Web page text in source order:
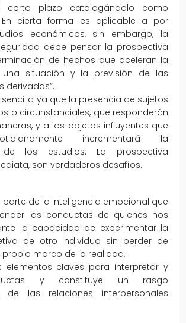
corto plazo catalogándolo como
En cierta forma es aplicable a por
económicos, sin embargo, la
debe pensar la prospectiva
de hechos que aceleran la
una situación y la previsión de las
derivadas”.
ya que la presencia de sujetos
o circunstanciales, que responderán
y a los objetos influyentes que
incrementará la
de los estudios. La prospectiva
son verdaderos desafíos.
de la inteligencia emocional que
las conductas de quienes nos
la capacidad de experimentar la
de otro individuo sin perder de
propio marco de la realidad,
elementos claves para interpretar y
y constituye un rasgo
de las relaciones interpersonales